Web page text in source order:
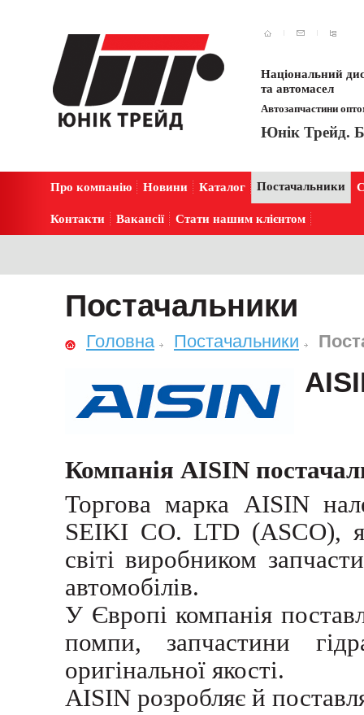
Національний
та автомасел
Автозапчастини
Юнік Трейд.
Про компанію Новини Каталог Постачальники
Контакти Вакансії Стати нашим клієнтом
Постачальники
Головна Постачальники
Компанія AISIN
Торгова марка AISIN
SEIKI CO. LTD (ASCO),
світі виробником
автомобілів.
У Європі компанія
помпи, запчастини
оригінальної якості.
AISIN розробляє й